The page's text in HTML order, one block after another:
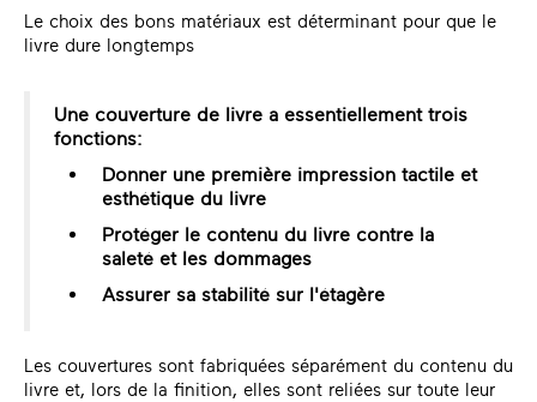
Le choix des bons matériaux est déterminant pour que le
livre dure longtemps
Une couverture de livre a essentiellement trois
fonctions:
Donner une première impression tactile et
esthétique du livre
Protéger le contenu du livre contre la
saleté et les dommages
Assurer sa stabilité sur l'étagère
Les couvertures sont fabriquées séparément du contenu du
livre et, lors de la finition, elles sont reliées sur toute leur